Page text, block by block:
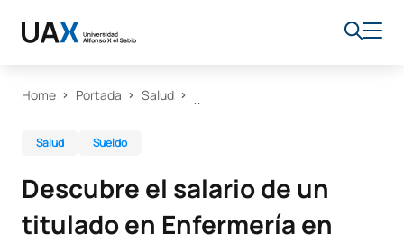
Home Portada Salud
Salud Sueldo
Descubre el salario de un
titulado en Enfermería en